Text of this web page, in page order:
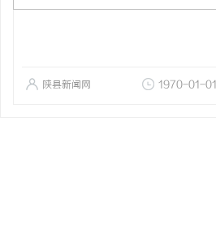
陕县新闻网 1970-01-01